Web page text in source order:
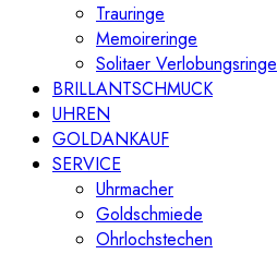
Trauringe
Memoireringe
Solitaer Verlobungsringe
BRILLANTSCHMUCK
UHREN
GOLDANKAUF
SERVICE
Uhrmacher
Goldschmiede
Ohrlochstechen